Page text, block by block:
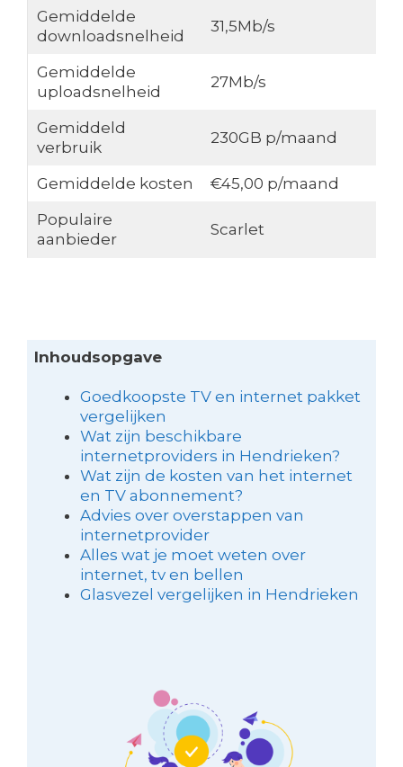
Gemiddelde
downloadsnelheid
31,5Mb/s
Gemiddelde
uploadsnelheid
27Mb/s
Gemiddeld
verbruik
230GB p/maand
Gemiddelde kosten
€45,00 p/maand
Populaire
aanbieder
Scarlet
Inhoudsopgave
Goedkoopste TV en internet pakket
vergelijken
Wat zijn beschikbare
internetproviders in Hendrieken?
Wat zijn de kosten van het internet
en TV abonnement?
Advies over overstappen van
internetprovider
Alles wat je moet weten over
internet, tv en bellen
Glasvezel vergelijken in Hendrieken